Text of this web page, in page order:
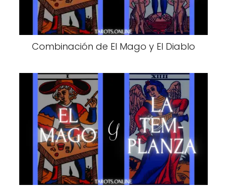
Combinación de El Mago y El Diablo